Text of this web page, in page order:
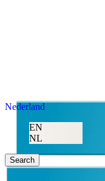
Nederland
EN
NL
Search